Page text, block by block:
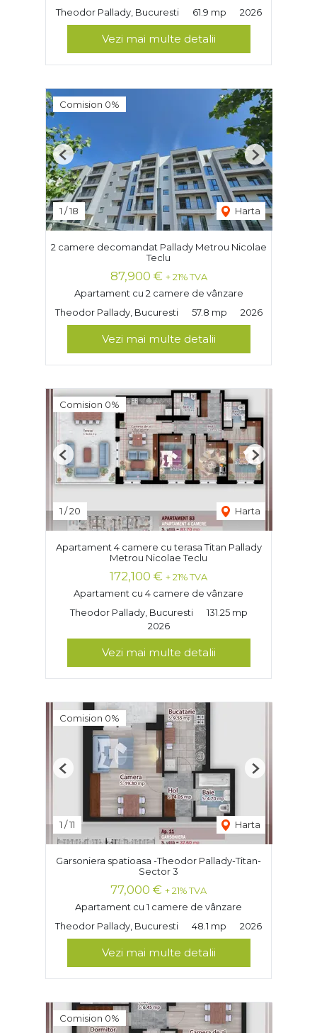
Theodor Pallady, Bucuresti
61.9 mp 2026
Vezi mai multe detalii
Comision 0%
1 /18 Harta
Previous Next
2 camere decomandat Pallady Metrou Nicolae
Teclu
87,900 € + 21% TVA
Apartament cu 2 camere de vânzare
Theodor Pallady, Bucuresti
57.8 mp 2026
Vezi mai multe detalii
Comision 0%
1 /20 Harta
Previous Next
Apartament 4 camere cu terasa Titan Pallady
Metrou Nicolae Teclu
172,100 € + 21% TVA
Apartament cu 4 camere de vânzare
Theodor Pallady, Bucuresti
131.25 mp
2026
Vezi mai multe detalii
Comision 0%
1 /11 Harta
Previous Next
Garsoniera spatioasa -Theodor Pallady-Titan-
Sector 3
77,000 € + 21% TVA
Apartament cu 1 camere de vânzare
Theodor Pallady, Bucuresti
48.1 mp 2026
Vezi mai multe detalii
Comision 0%